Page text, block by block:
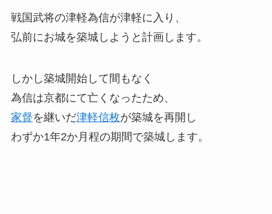
戦国武将の津軽為信が津軽に入り、
弘前にお城を築城しようと計画します。
しかし築城開始して間もなく
為信は京都にて亡くなったため、
家督を継いだ津軽信枚が築城を再開し
わずか1年2か月程の期間で築城します。